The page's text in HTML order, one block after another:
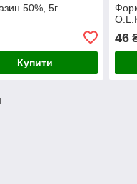
50%, 5г
Купити
46